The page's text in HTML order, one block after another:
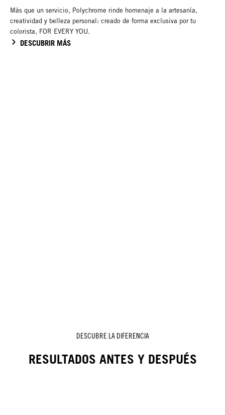
Más que un servicio, Polychrome rinde homenaje a la artesanía,
creatividad y belleza personal: creado de forma exclusiva por tu
colorista, FOR EVERY YOU.
DESCUBRIR MÁS
DESCUBRE LA DIFERENCIA
RESULTADOS ANTES Y DESPUÉS